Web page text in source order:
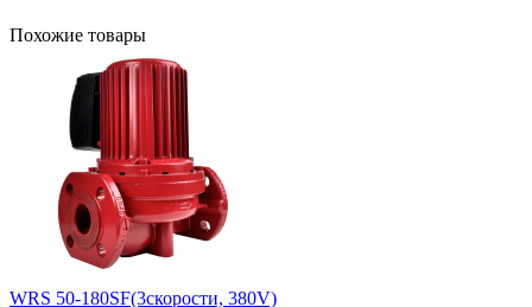
Похожие товары
WRS 50-180SF(3скорости, 380V)